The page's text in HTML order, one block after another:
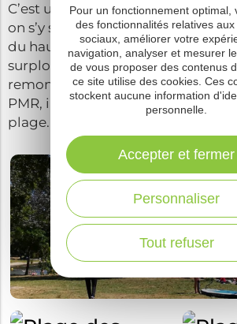
C’est unejolie plage en forme
on s’y sent comme dans uncocon
du haut du grand parking gratuit
surplombe. On descend à pied
remonter ça tire un peu sur les
PMR, il est possible d’approcher
plage.
Pour un fonctionnement optimal,
des fonctionnalités relatives
sociaux, améliorer votre
navigation, analyser et mesurer
de vous proposer des contenus
ce site utilise des cookies. Ces
stockent aucune information
personnelle.
Tout refuser
Personnaliser
Accepter et fermer